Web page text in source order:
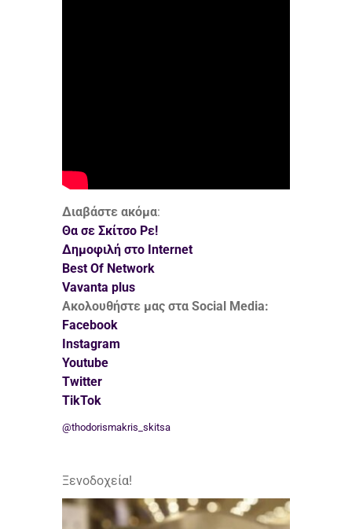
Διαβάστε ακόμα:
Θα σε Σκίτσο Ρε!
Δημοφιλή στο Internet
Best Of Network
Vavanta plus
Ακολουθήστε μας στα Social Media:
Facebook
Instagram
Youtube
Twitter
TikTok
@thodorismakris_skitsa
Ξενοδοχεία!